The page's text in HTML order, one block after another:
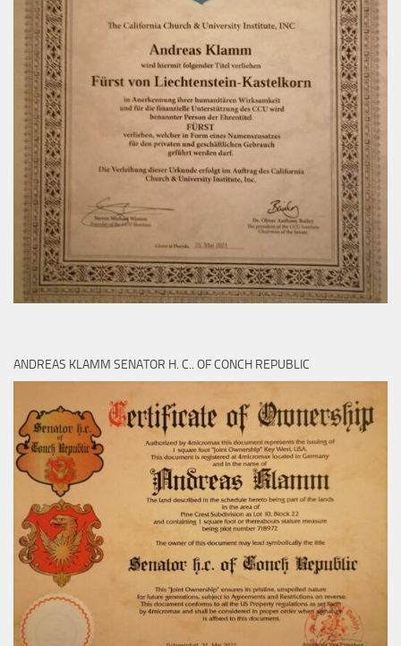
ANDREAS KLAMM SENATOR H. C.. OF CONCH REPUBLIC